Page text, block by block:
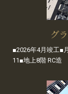
グ
■2026年4月竣工■
11■地上8階 RC造